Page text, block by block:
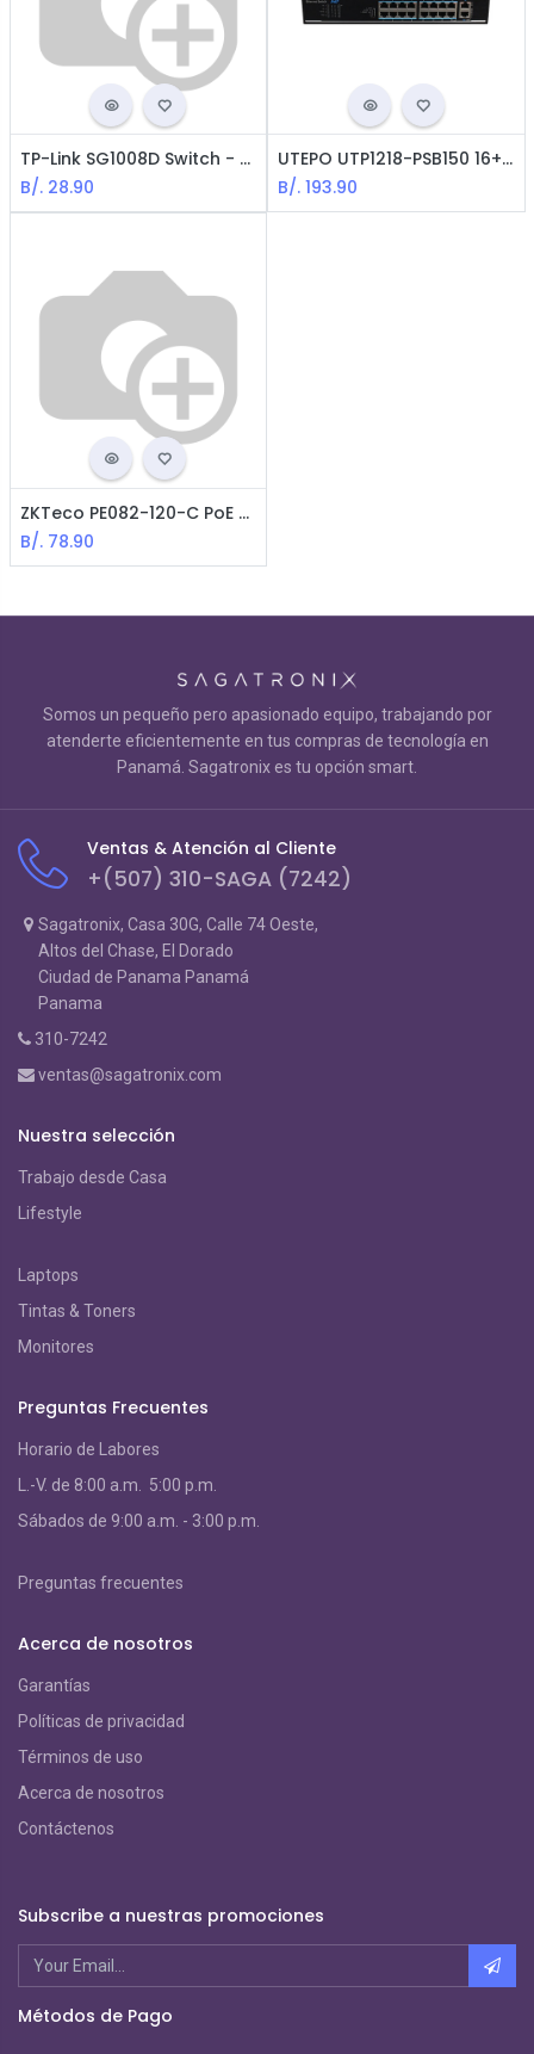
TP-Link SG1008D Switch - 8-Ports / 10/100/1000Mbps
B/. 28.90
UTEPO UTP1218-PSB150 16+2 RJ45 POE Switch
B/. 193.90
ZKTeco PE082-120-C PoE Switch - 8 Ports 10/100Mbps
B/. 78.90
Somos un pequeño pero apasionado equipo, trabajando por
atenderte eficientemente en tus compras de tecnología en
Panamá. Sagatronix es tu opción smart.
Ventas & Atención al Cliente
+(507) 310-SAGA (7242)
Sagatronix, Casa 30G, Calle 74 Oeste,
Altos del Chase, El Dorado
Ciudad de Panama Panamá
Panama
310-7242
ventas@sagatronix.com
Nuestra selección
Trabajo desde Casa
Lifestyle
Laptops
Tintas & Toners
Monitores
Preguntas Frecuentes
Horario de Labores
L.-V. de 8:00 a.m. 5:00 p.m.
Sábados de 9:00 a.m. - 3:00 p.m.
Preguntas frecuentes
Acerca de nosotros
Garantías
Políticas de privacidad
Términos de uso
Acerca de nosotros
Contáctenos
Subscribe a nuestras promociones
Métodos de Pago